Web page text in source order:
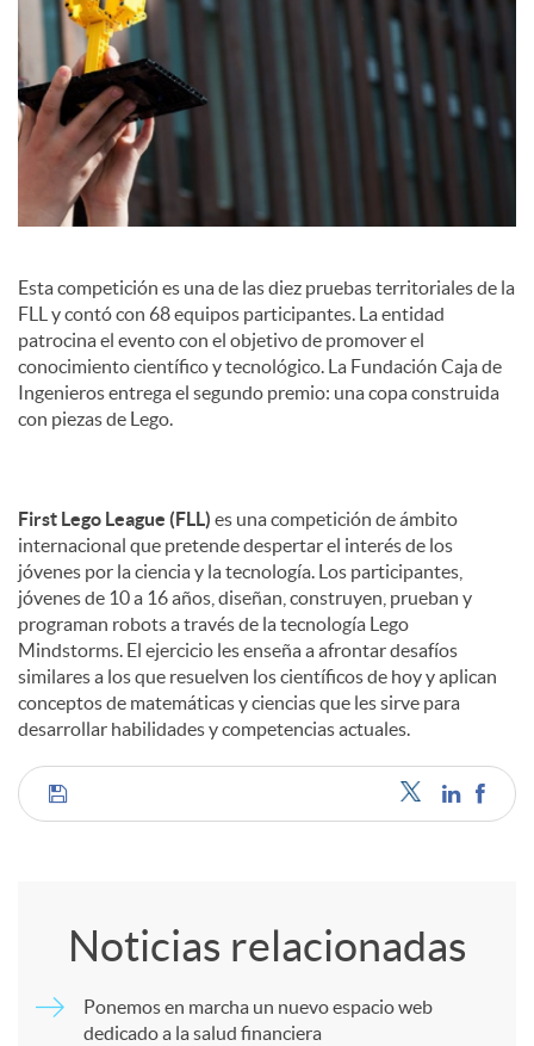
a
l
Esta competición es una de las diez pruebas territoriales de la
FLL y contó con 68 equipos participantes. La entidad
patrocina el evento con el objetivo de promover el
conocimiento científico y tecnológico. La Fundación Caja de
Ingenieros entrega el segundo premio: una copa construida
con piezas de Lego.
First Lego League (FLL) es una competición de ámbito
internacional que pretende despertar el interés de los
jóvenes por la ciencia y la tecnología. Los participantes,
jóvenes de 10 a 16 años, diseñan, construyen, prueban y
programan robots a través de la tecnología Lego
Mindstorms. El ejercicio les enseña a afrontar desafíos
similares a los que resuelven los científicos de hoy y aplican
conceptos de matemáticas y ciencias que les sirve para
desarrollar habilidades y competencias actuales.
C
m
Noticias relacionadas
Ponemos en marcha un nuevo espacio web
dedicado a la salud financiera